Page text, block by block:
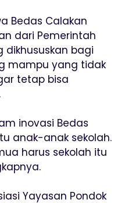
Bedas Calakan
dari Pemerintah
dikhususkan bagi
mampu yang tidak
tetap bisa
inovasi Bedas
anak-anak sekolah.
harus sekolah itu
Yayasan Pondok